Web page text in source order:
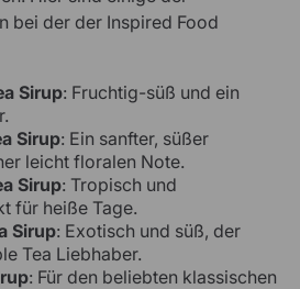
bei der der Inspired Food
Sirup: Fruchtig-süß und ein
Sirup: Ein sanfter, süßer
leicht floralen Note.
Sirup: Tropisch und
für heiße Tage.
Sirup: Exotisch und süß, der
Tea Liebhaber.
: Für den beliebten klassischen